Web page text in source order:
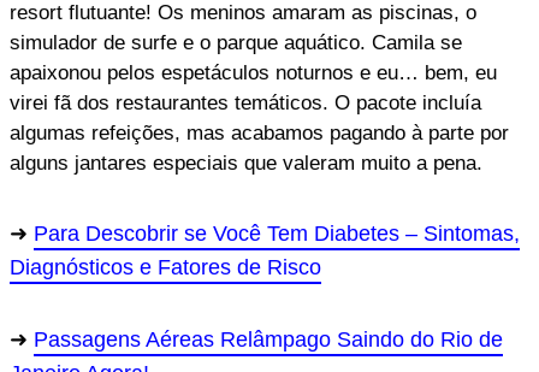
resort flutuante! Os meninos amaram as piscinas, o
simulador de surfe e o parque aquático. Camila se
apaixonou pelos espetáculos noturnos e eu… bem, eu
virei fã dos restaurantes temáticos. O pacote incluía
algumas refeições, mas acabamos pagando à parte por
alguns jantares especiais que valeram muito a pena.
Para Descobrir se Você Tem Diabetes – Sintomas,
Diagnósticos e Fatores de Risco
Passagens Aéreas Relâmpago Saindo do Rio de